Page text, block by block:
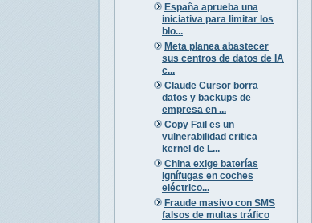
España aprueba una
iniciativa para limitar los
blo...
Meta planea abastecer
sus centros de datos de IA
c...
Claude Cursor borra
datos y backups de
empresa en ...
Copy Fail es un
vulnerabilidad critica
kernel de L...
China exige baterías
ignífugas en coches
eléctrico...
Fraude masivo con SMS
falsos de multas tráfico